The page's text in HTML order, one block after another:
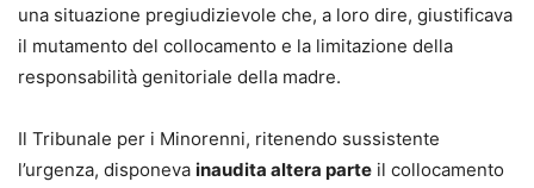
hanno partecipato alla redazione della Guida in una sorta
di dialogo interdisciplinare, individuando gli argomenti
processuali e sostanziali salienti nella materia,
orientamenti e prassi virtuose.
una situazione pregiudizievole che, a loro dire, giustificava
il mutamento del collocamento e la limitazione della
responsabilità genitoriale della madre.
Il Tribunale per i Minorenni, ritenendo sussistente
l’urgenza, disponeva inaudita altera parte il collocamento